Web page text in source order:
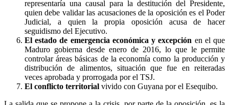
representaría una causal para la destitución del Presidente,
quien debe validar las acusaciones de la oposición es el Poder
Judicial, a quien la propia oposición acusa de hacer
seguidismo del Ejecutivo.
El estado de emergencia económica y excepción en el que
Maduro gobierna desde enero de 2016, lo que le permite
controlar áreas básicas de la economía como la producción y
distribución de alimentos, situación que fue en reiteradas
veces aprobada y prorrogada por el TSJ.
El conflicto territorial vivido con Guyana por el Esequibo.